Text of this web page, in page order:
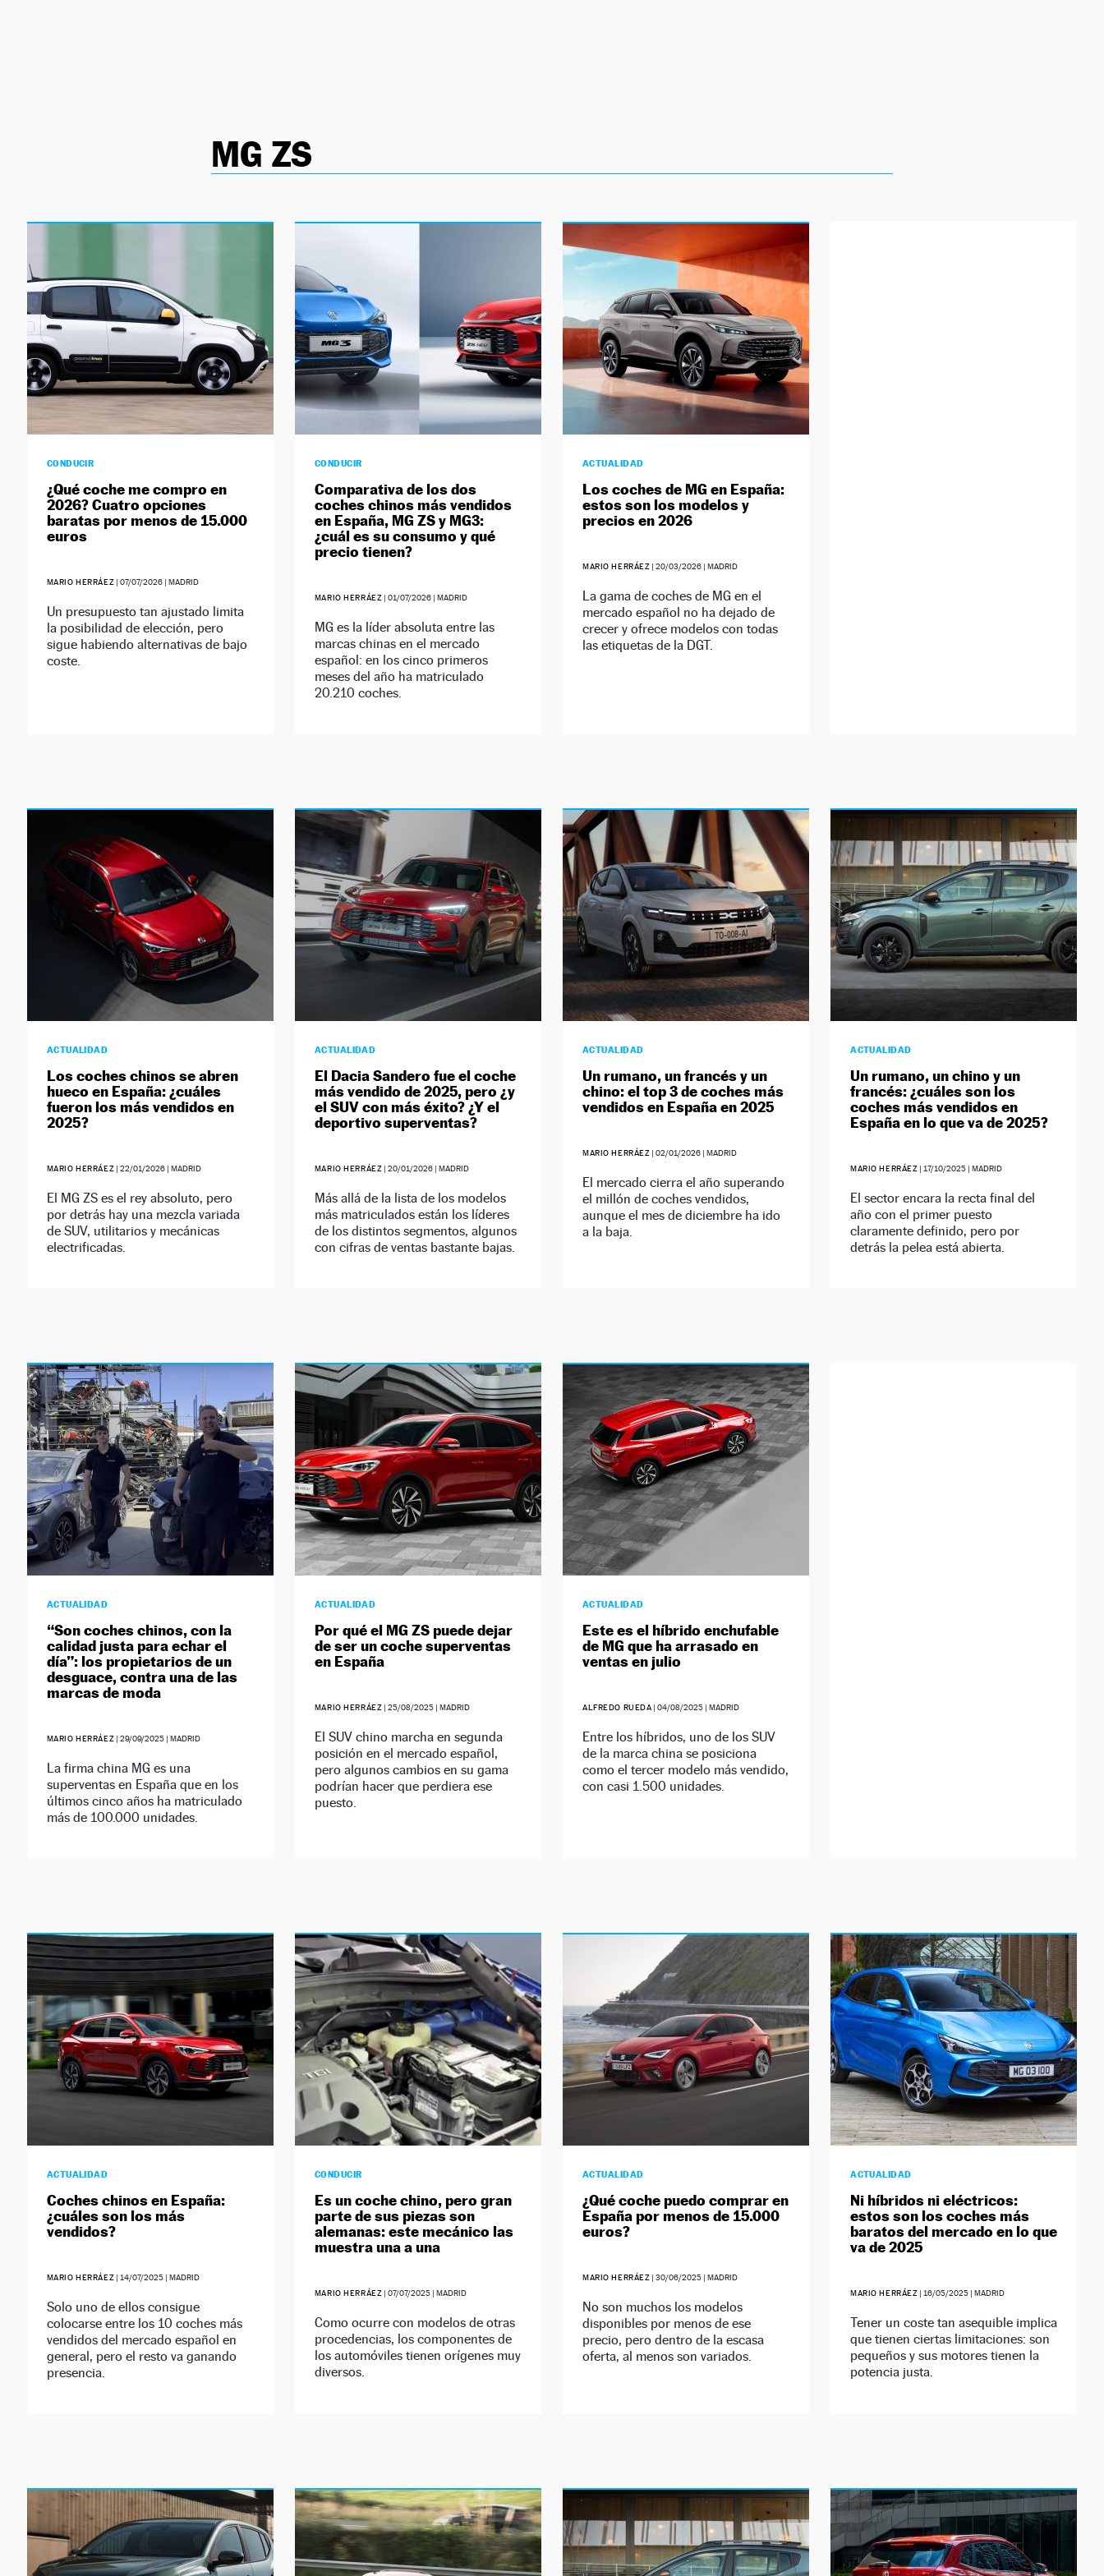
MG ZS
CONDUCIR
¿Qué coche me compro en
2026? Cuatro opciones
baratas por menos de 15.000
euros
MARIO HERRÁEZ |07/07/2026 | MADRID
Un presupuesto tan ajustado limita
la posibilidad de elección, pero
sigue habiendo alternativas de bajo
coste.
CONDUCIR
Comparativa de los dos
coches chinos más vendidos
en España, MG ZS y MG3:
¿cuál es su consumo y qué
precio tienen?
MARIO HERRÁEZ |01/07/2026 | MADRID
MG es la líder absoluta entre las
marcas chinas en el mercado
español: en los cinco primeros
meses del año ha matriculado
20.210 coches.
ACTUALIDAD
Los coches de MG en España:
estos son los modelos y
precios en 2026
MARIO HERRÁEZ |20/03/2026 | MADRID
La gama de coches de MG en el
mercado español no ha dejado de
crecer y ofrece modelos con todas
las etiquetas de la DGT.
ACTUALIDAD
Los coches chinos se abren
hueco en España: ¿cuáles
fueron los más vendidos en
2025?
MARIO HERRÁEZ |22/01/2026 | MADRID
El MG ZS es el rey absoluto, pero
por detrás hay una mezcla variada
de SUV, utilitarios y mecánicas
electrificadas.
ACTUALIDAD
El Dacia Sandero fue el coche
más vendido de 2025, pero ¿y
el SUV con más éxito? ¿Y el
deportivo superventas?
MARIO HERRÁEZ |20/01/2026 | MADRID
Más allá de la lista de los modelos
más matriculados están los líderes
de los distintos segmentos, algunos
con cifras de ventas bastante bajas.
ACTUALIDAD
Un rumano, un francés y un
chino: el top 3 de coches más
vendidos en España en 2025
MARIO HERRÁEZ |02/01/2026 | MADRID
El mercado cierra el año superando
el millón de coches vendidos,
aunque el mes de diciembre ha ido
a la baja.
ACTUALIDAD
Un rumano, un chino y un
francés: ¿cuáles son los
coches más vendidos en
España en lo que va de 2025?
MARIO HERRÁEZ | 17/10/2025 | MADRID
El sector encara la recta final del
año con el primer puesto
claramente definido, pero por
detrás la pelea está abierta.
ACTUALIDAD
“Son coches chinos, con la
calidad justa para echar el
día”: los propietarios de un
desguace, contra una de las
marcas de moda
MARIO HERRÁEZ |29/09/2025 | MADRID
La firma china MG es una
superventas en España que en los
últimos cinco años ha matriculado
más de 100.000 unidades.
ACTUALIDAD
Por qué el MG ZS puede dejar
de ser un coche superventas
en España
MARIO HERRÁEZ |25/08/2025 | MADRID
El SUV chino marcha en segunda
posición en el mercado español,
pero algunos cambios en su gama
podrían hacer que perdiera ese
puesto.
ACTUALIDAD
Este es el híbrido enchufable
de MG que ha arrasado en
ventas en julio
ALFREDO RUEDA |04/08/2025 | MADRID
Entre los híbridos, uno de los SUV
de la marca china se posiciona
como el tercer modelo más vendido,
con casi 1.500 unidades.
ACTUALIDAD
Coches chinos en España:
¿cuáles son los más
vendidos?
MARIO HERRÁEZ | 14/07/2025 | MADRID
Solo uno de ellos consigue
colocarse entre los 10 coches más
vendidos del mercado español en
general, pero el resto va ganando
presencia.
CONDUCIR
Es un coche chino, pero gran
parte de sus piezas son
alemanas: este mecánico las
muestra una a una
MARIO HERRÁEZ |07/07/2025 | MADRID
Como ocurre con modelos de otras
procedencias, los componentes de
los automóviles tienen orígenes muy
diversos.
ACTUALIDAD
¿Qué coche puedo comprar en
España por menos de 15.000
euros?
MARIO HERRÁEZ |30/06/2025 | MADRID
No son muchos los modelos
disponibles por menos de ese
precio, pero dentro de la escasa
oferta, al menos son variados.
ACTUALIDAD
Ni híbridos ni eléctricos:
estos son los coches más
baratos del mercado en lo que
va de 2025
MARIO HERRÁEZ | 16/05/2025 | MADRID
Tener un coste tan asequible implica
que tienen ciertas limitaciones: son
pequeños y sus motores tienen la
potencia justa.